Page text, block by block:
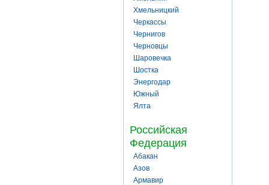
Хмельницкий
Черкассы
Чернигов
Черновцы
Шаровечка
Шостка
Энергодар
Южный
Ялта
Российская
Федерация
Абакан
Азов
Армавир